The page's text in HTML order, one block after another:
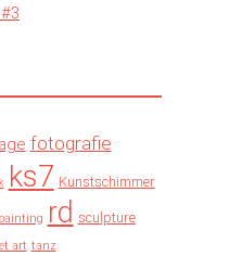
fotografie
ks7 Kunstschimmer
painting rd sculpture
art tanz